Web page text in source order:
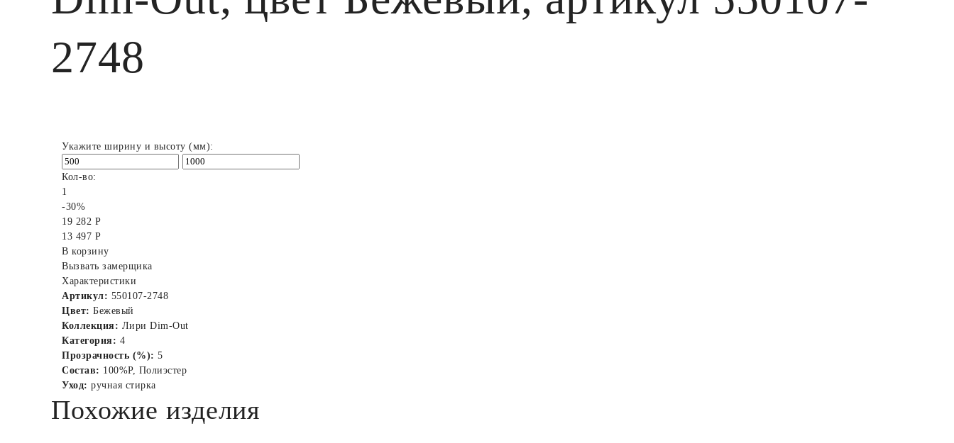
2748
Укажите ширину и высоту (мм):
Кол-во:
1
-30%
19 282 Р
13 497 Р
В корзину
Вызвать замерщика
Характеристики
Артикул: 550107-2748
Цвет: Бежевый
Коллекция: Лири Dim-Out
Категория: 4
Прозрачность (%): 5
Состав: 100%P, Полиэстер
Уход: ручная стирка
Похожие изделия